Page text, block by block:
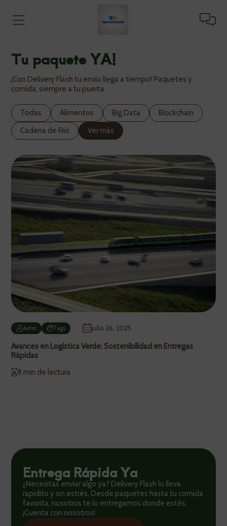
Tu paquete YA!
¡Con Delivery Flash tu envío llega a tiempo! Paquetes y
comida, siempre a tu puerta.
Todas Alimentos Big Data
Blockchain
Cadena de Frío
Ver más
Autor Tags julio 26, 2025
Avances en Logística Verde: Sostenibilidad en Entregas
Rápidas
8 min de lectura
Entrega Rápida Ya
¿Necesitas enviar algo ya? Delivery Flash lo lleva
rapidito y sin estrés. Desde paquetes hasta tu comida
favorita, nosotros te lo entregamos donde estés.
¡Cuenta con nosotros!